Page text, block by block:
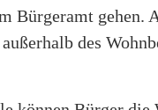
Bürgeramt gehen.
des